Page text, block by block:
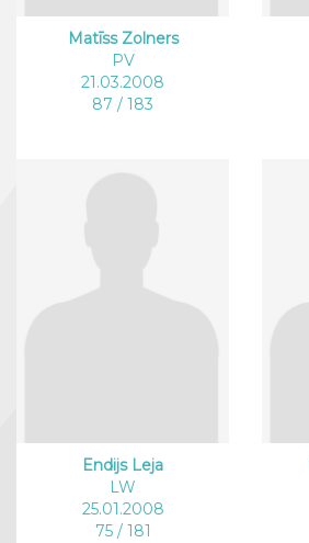
Matīss Zolners
PV
21.03.2008
87 / 183
Endijs Leja
LW
25.01.2008
75 / 181